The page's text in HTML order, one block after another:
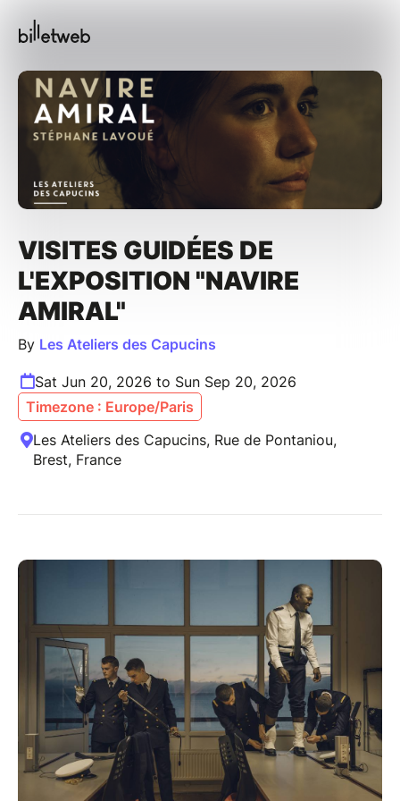
VISITES GUIDÉES DE
L'EXPOSITION "NAVIRE
AMIRAL"
By Les Ateliers des Capucins
Sat Jun 20, 2026 to Sun Sep 20, 2026
Timezone : Europe/Paris
Les Ateliers des Capucins, Rue de Pontaniou,
Brest, France